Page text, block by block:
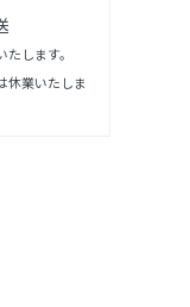
します。
休業いたしま